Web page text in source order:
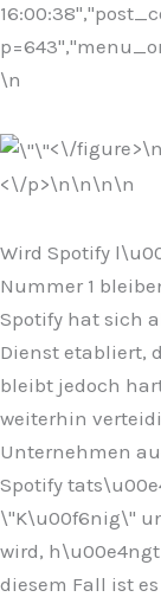
\n
<\/figure>\n
<\/p>\n\n\n\n
Wird Spotify
Nummer 1
Spotify hat sich
Dienst etabliert,
bleibt jedoch
weiterhin
Unternehmen
Spotify
\"K\u00f6nig\"
wird,
diesem Fall ist